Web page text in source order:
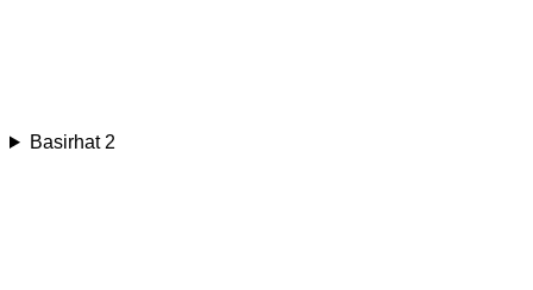
Basirhat 2